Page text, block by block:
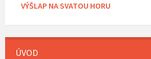
VÝŠLAP NA SVATOU HORU
ÚVOD